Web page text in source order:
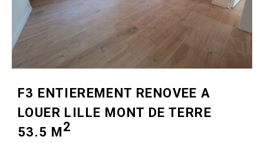
F3 ENTIEREMENT RENOVEE A
LOUER LILLE MONT DE TERRE
53.5 M2